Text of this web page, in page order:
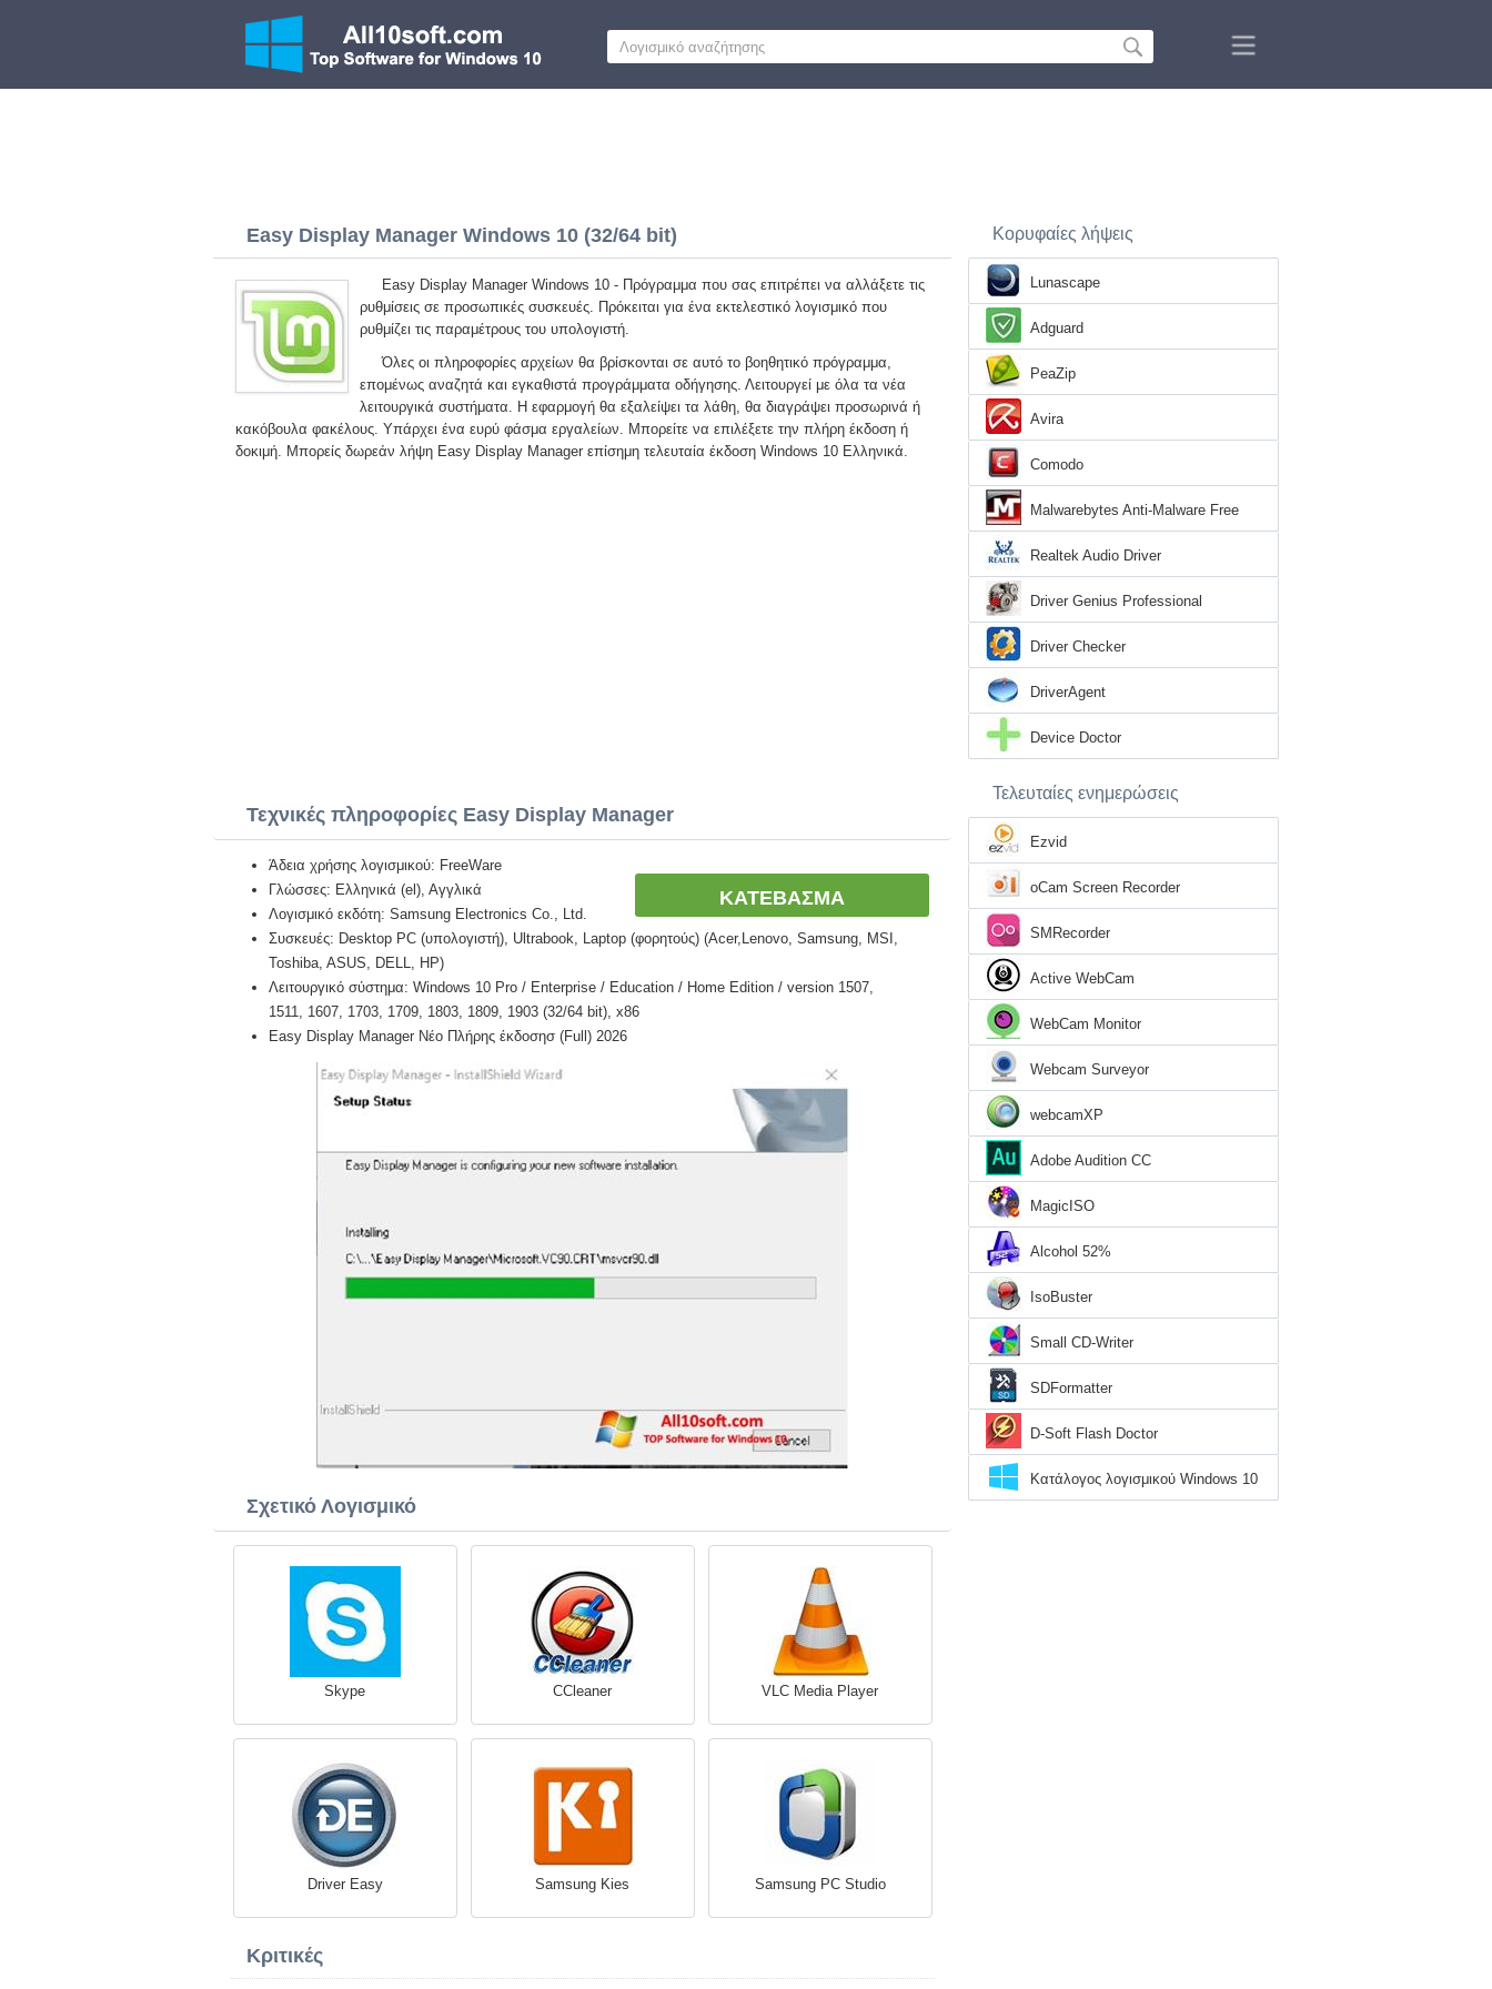
Easy Display Manager Windows 10 (32/64 bit)
Easy Display Manager Windows 10 - Πρόγραμμα που σας επιτρέπει να αλλάξετε τις
ρυθμίσεις σε προσωπικές συσκευές. Πρόκειται για ένα εκτελεστικό λογισμικό που
ρυθμίζει τις παραμέτρους του υπολογιστή.
Όλες οι πληροφορίες αρχείων θα βρίσκονται σε αυτό το βοηθητικό πρόγραμμα,
επομένως αναζητά και εγκαθιστά προγράμματα οδήγησης. Λειτουργεί με όλα τα νέα
λειτουργικά συστήματα. Η εφαρμογή θα εξαλείψει τα λάθη, θα διαγράψει προσωρινά ή
κακόβουλα φακέλους. Υπάρχει ένα ευρύ φάσμα εργαλείων. Μπορείτε να επιλέξετε την πλήρη έκδοση ή
δοκιμή. Μπορείς δωρεάν λήψη Easy Display Manager επίσημη τελευταία έκδοση Windows 10 Ελληνικά.
Τεχνικές πληροφορίες Easy Display Manager
ΚΑΤΕΒΑΣΜΑ
Άδεια χρήσης λογισμικού: FreeWare
Γλώσσες: Ελληνικά (el), Αγγλικά
Λογισμικό εκδότη: Samsung Electronics Co., Ltd.
Συσκευές: Desktop PC (υπολογιστή), Ultrabook, Laptop (φορητούς) (Acer,Lenovo, Samsung, MSI,
Toshiba, ASUS, DELL, HP)
Λειτουργικό σύστημα: Windows 10 Pro / Enterprise / Education / Home Edition / version 1507,
1511, 1607, 1703, 1709, 1803, 1809, 1903 (32/64 bit), x86
Easy Display Manager Νέο Πλήρης έκδοσησ (Full) 2026
Σχετικό Λογισμικό
Skype CCleaner VLC Media Player
Driver Easy Samsung Kies Samsung PC Studio
Κριτικές
Κορυφαίες λήψεις
Lunascape
Adguard
PeaZip
Avira
Comodo
Malwarebytes Anti-Malware Free
Realtek Audio Driver
Driver Genius Professional
Driver Checker
DriverAgent
Device Doctor
Τελευταίες ενημερώσεις
Ezvid
oCam Screen Recorder
SMRecorder
Active WebCam
WebCam Monitor
Webcam Surveyor
webcamXP
Adobe Audition CC
MagicISO
Alcohol 52%
IsoBuster
Small CD-Writer
SDFormatter
D-Soft Flash Doctor
Κατάλογος λογισμικού Windows 10